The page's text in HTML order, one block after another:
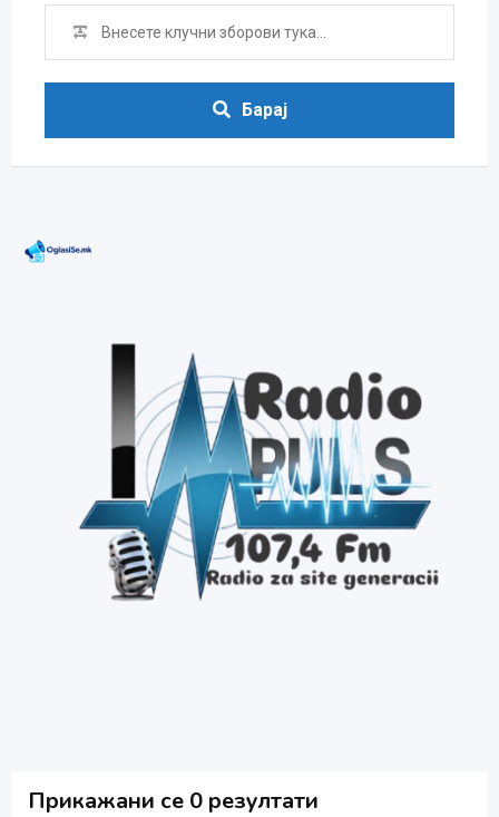
Барај
Прикажани се 0 резултати